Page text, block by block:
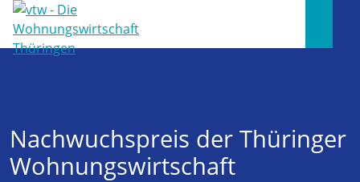
Nachwuchspreis der Thüringer
Wohnungswirtschaft